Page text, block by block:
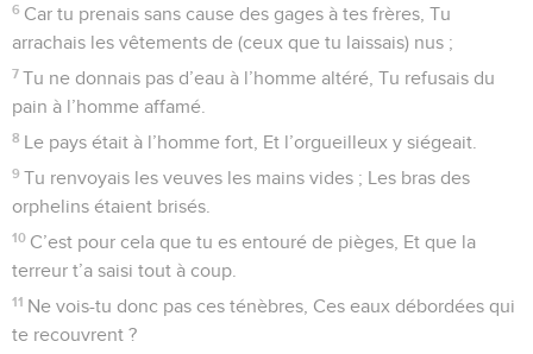
6 Car tu prenais sans cause des gages à tes frères, Tu
arrachais les vêtements de (ceux que tu laissais) nus ;
7 Tu ne donnais pas d’eau à l’homme altéré, Tu refusais du
pain à l’homme affamé.
8 Le pays était à l’homme fort, Et l’orgueilleux y siégeait.
9 Tu renvoyais les veuves les mains vides ; Les bras des
orphelins étaient brisés.
10 C’est pour cela que tu es entouré de pièges, Et que la
terreur t’a saisi tout à coup.
11 Ne vois-tu donc pas ces ténèbres, Ces eaux débordées qui
te recouvrent ?